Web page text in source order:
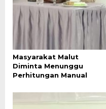
Masyarakat Malut
Diminta Menunggu
Perhitungan Manual